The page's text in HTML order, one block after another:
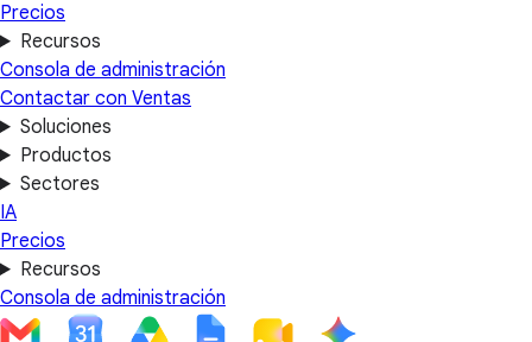
Precios
Recursos
Consola de administración
Contactar con Ventas
Soluciones
Productos
Sectores
IA
Precios
Recursos
Consola de administración